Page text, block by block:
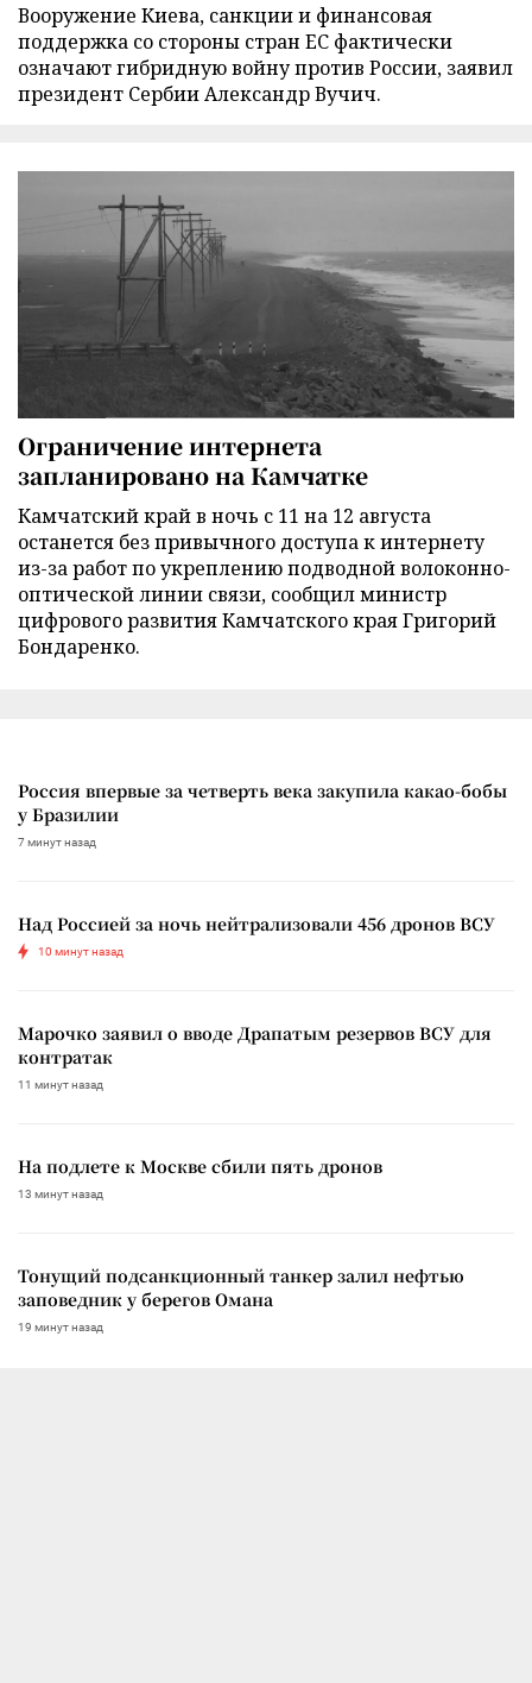
Вооружение Киева, санкции и финансовая
поддержка со стороны стран ЕС фактически
означают гибридную войну против России, заявил
президент Сербии Александр Вучич.
Ограничение интернета
запланировано на Камчатке
Камчатский край в ночь с 11 на 12 августа
останется без привычного доступа к интернету
из-за работ по укреплению подводной волоконно-
оптической линии связи, сообщил министр
цифрового развития Камчатского края Григорий
Бондаренко.
Россия впервые за четверть века закупила какао-бобы
у Бразилии
7 минут назад
Над Россией за ночь нейтрализовали 456 дронов ВСУ
10 минут назад
Марочко заявил о вводе Драпатым резервов ВСУ для
контратак
11 минут назад
На подлете к Москве сбили пять дронов
13 минут назад
Тонущий подсанкционный танкер залил нефтью
заповедник у берегов Омана
19 минут назад